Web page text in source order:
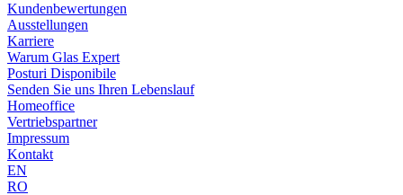
Kundenbewertungen
Ausstellungen
Karriere
Warum Glas Expert
Posturi Disponibile
Senden Sie uns Ihren Lebenslauf
Homeoffice
Vertriebspartner
Impressum
Kontakt
EN
RO